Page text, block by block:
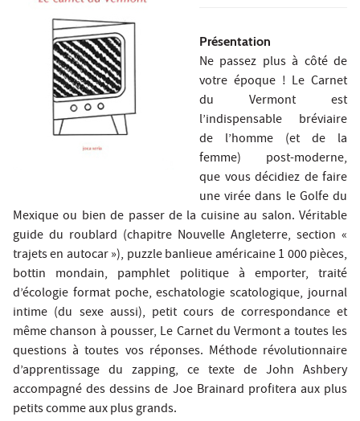
Présentation
Ne passez plus à côté de
votre époque ! Le Carnet
du Vermont est
l’indispensable bréviaire
de l’homme (et de la
femme) post-moderne,
que vous décidiez de faire
une virée dans le Golfe du
Mexique ou bien de passer de la cuisine au salon. Véritable
guide du roublard (chapitre Nouvelle Angleterre, section «
trajets en autocar »), puzzle banlieue américaine 1 000 pièces,
bottin mondain, pamphlet politique à emporter, traité
d’écologie format poche, eschatologie scatologique, journal
intime (du sexe aussi), petit cours de correspondance et
même chanson à pousser, Le Carnet du Vermont a toutes les
questions à toutes vos réponses. Méthode révolutionnaire
d’apprentissage du zapping, ce texte de John Ashbery
accompagné des dessins de Joe Brainard profitera aux plus
petits comme aux plus grands.